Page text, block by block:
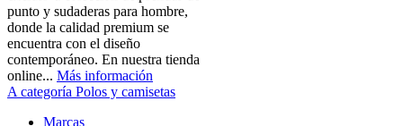
punto y sudaderas para hombre,
donde la calidad premium se
encuentra con el diseño
contemporáneo. En nuestra tienda
online... Más información
A categoría Polos y camisetas
Marcas